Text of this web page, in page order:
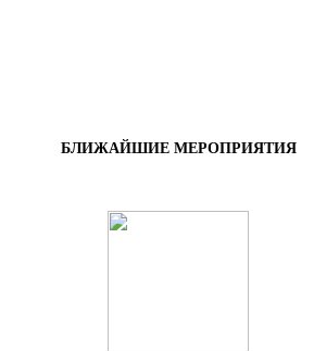
БЛИЖАЙШИЕ МЕРОПРИЯТИЯ